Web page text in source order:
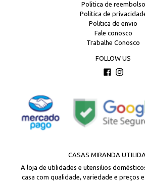
Politica de reembolso
Politica de
Politica de envio
Fale conosco
Trabalhe Conosco
FOLLOW US
Facebook
CASAS MIRANDA
A loja de utilidades e utensilios
casa com qualidade, variedade e preços